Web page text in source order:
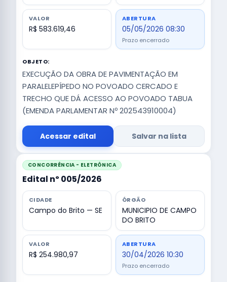
VALOR
R$ 583.619,46
ABERTURA
05/05/2026 08:30
Prazo encerrado
OBJETO:
EXECUÇÃO DA OBRA DE PAVIMENTAÇÃO EM
PARALELEPÍPEDO NO POVOADO CERCADO E
TRECHO QUE DÁ ACESSO AO POVOADO TABUA
(EMENDA PARLAMENTAR Nº 202543910004)
Acessar edital Salvar na lista
CONCORRÊNCIA - ELETRÔNICA
Edital nº 005/2026
CIDADE
Campo do Brito — SE
ÓRGÃO
MUNICIPIO DE CAMPO
DO BRITO
VALOR
R$ 254.980,97
ABERTURA
30/04/2026 10:30
Prazo encerrado